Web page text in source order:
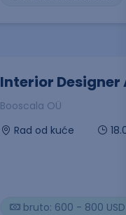
Interior Designer
Booscala OÜ
Rad od kuće
bruto: 600 - 800